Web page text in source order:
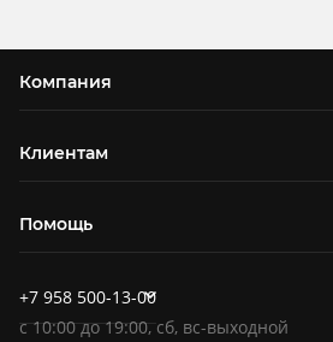
Компания
Клиентам
Помощь
+7 958 500-13-00
c10:00до19:00, сб, вс-выходной